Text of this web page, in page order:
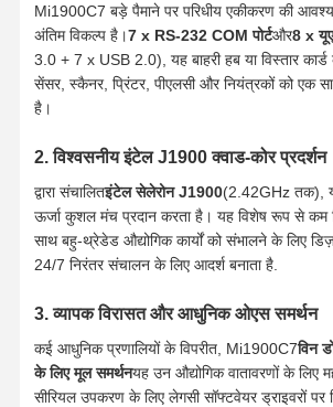
Mi1900C7 बड़े पैमाने पर परिधीय एकीकरण की
अंतिम विकल्प है।7 x RS-232 COM पोर्टऔर8 x
3.0 + 7 x USB 2.0), यह बाहरी हब या विस्तार
सेंसर, स्कैनर, प्रिंटर, पीएलसी और नियंत्रकों को एक
है।
2. विश्वसनीय इंटेल J1900 क्वाड-कोर प्रदर्शन
द्वारा संचालितइंटेल सेलेरोन J1900(2.42GHz तक),
ऊर्जा कुशल मंच प्रदान करता है। यह विशेष रूप से
साथ बहु-थ्रेडेड औद्योगिक कार्यों को संभालने के लिए
24/7 निरंतर संचालन के लिए आदर्श बनाता है.
3. व्यापक विरासत और आधुनिक ओएस समर्थन
कई आधुनिक प्रणालियों के विपरीत, Mi1900C7विन
के लिए मूल समर्थनयह उन औद्योगिक वातावरणों के लिए
सीरियल उपकरण के लिए लेगसी सॉफ्टवेयर ड्राइवरों पर